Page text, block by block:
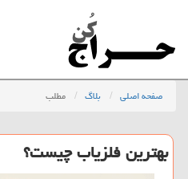
صفحه اصلی بلاگ مطلب
بهترین فلزیاب چیست؟